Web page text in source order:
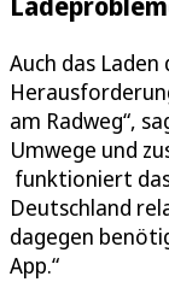
Auch das
am Radweg“,
Umwege und
funktioniert
Deutschland
dagegen
App.“